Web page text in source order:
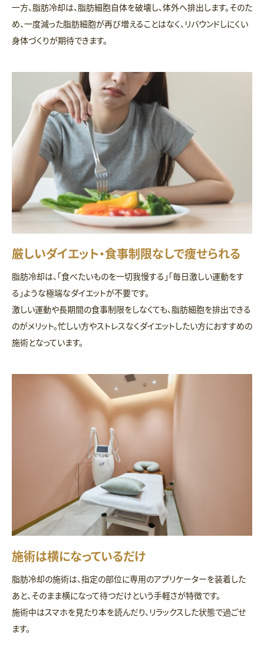
一方、脂肪冷却は、脂肪細胞自体を破壊し、体外へ排出します。そのた
め、一度減った脂肪細胞が再び増えることはなく、リバウンドしにくい
身体づくりが期待できます。
厳しいダイエット・食事制限なしで痩せられる
脂肪冷却は、「食べたいものを一切我慢する」「毎日激しい運動をす
る」ような極端なダイエットが不要です。
激しい運動や長期間の食事制限をしなくても、脂肪細胞を排出できる
のがメリット。忙しい方やストレスなくダイエットしたい方におすすめの
施術となっています。
施術は横になっているだけ
脂肪冷却の施術は、指定の部位に専用のアプリケーターを装着した
あと、そのまま横になって待つだけという手軽さが特徴です。
施術中はスマホを見たり本を読んだり、リラックスした状態で過ごせ
ます。